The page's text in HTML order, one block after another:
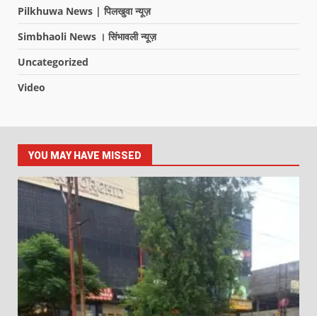
Pilkhuwa News | पिलखुवा न्यूज़
Simbhaoli News । सिंभावली न्यूज़
Uncategorized
Video
YOU MAY HAVE MISSED